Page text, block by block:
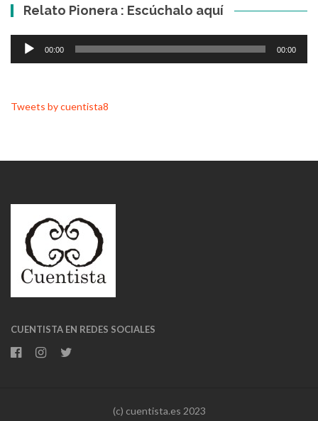
Relato Pionera : Escúchalo aquí
Reproductor
00:00 00:00
Tweets by cuentista8
CUENTISTA EN REDES SOCIALES
(c) cuentista.es 2023